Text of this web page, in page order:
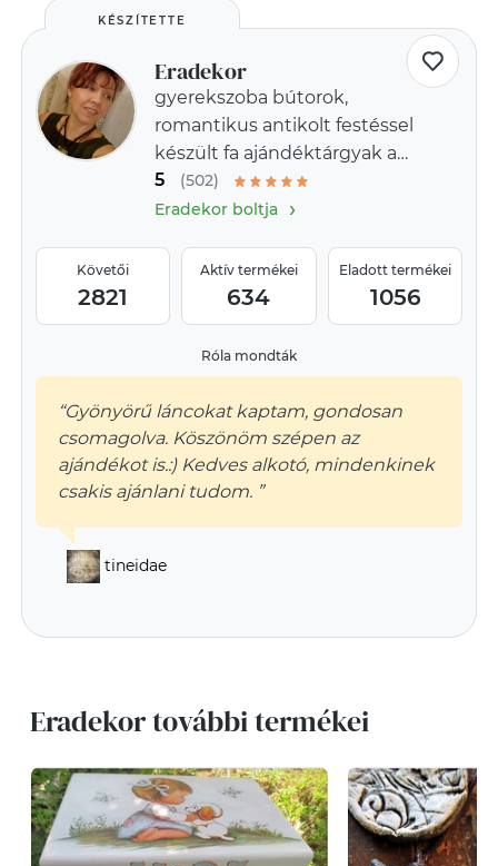
KÉSZÍTETTE
Eradekor
gyerekszoba bútorok,
romantikus antikolt festéssel
készült fa ajándéktárgyak a
provence-i stílus jegyében
5
(502)
Eradekor boltja›
Követői
2821
Aktív termékei
634
Eladott termékei
1056
Róla mondták
“Gyönyörű láncokat kaptam, gondosan
csomagolva. Köszönöm szépen az
ajándékot is.:) Kedves alkotó, mindenkinek
csakis ajánlani tudom. ”
tineidae
Eradekor további termékei